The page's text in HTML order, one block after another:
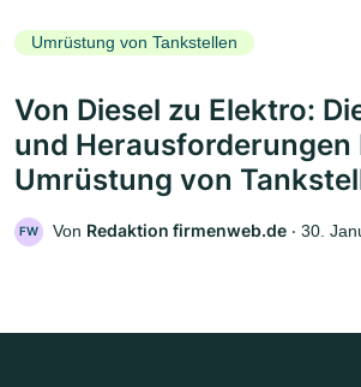
Umrüstung von Tankstellen
Von Diesel zu Elektro:
und Herausforderungen
Umrüstung von
FW Von Redaktion firmenweb.de ‧ 30.